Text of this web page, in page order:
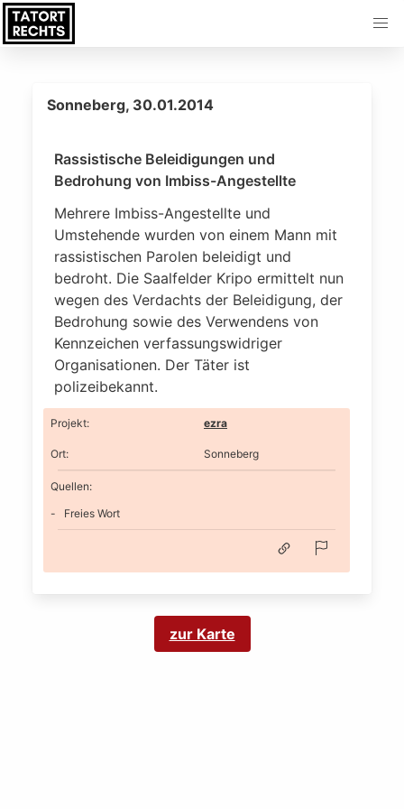
Sonneberg, 30.01.2014
Rassistische Beleidigungen und
Bedrohung von Imbiss-Angestellte
Mehrere Imbiss-Angestellte und
Umstehende wurden von einem Mann mit
rassistischen Parolen beleidigt und
bedroht. Die Saalfelder Kripo ermittelt nun
wegen des Verdachts der Beleidigung, der
Bedrohung sowie des Verwendens von
Kennzeichen verfassungswidriger
Organisationen. Der Täter ist
polizeibekannt.
Projekt: ezra
Ort: Sonneberg
Quellen:
Freies Wort
zur Karte